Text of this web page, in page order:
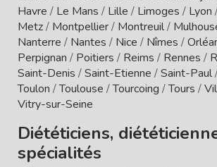
Havre / Le Mans / Lille / Limoges / Lyon
Metz/ Montpellier/ Montreuil/
Nanterre / Nantes / Nice / Nîmes /
Perpignan / Poitiers / Reims / Rennes /
Saint-Denis /Saint-Etienne /Saint-Paul
Toulon /Toulouse /Tourcoing /Tours /
Vitry-sur-Seine
Diététiciens,
spécialités